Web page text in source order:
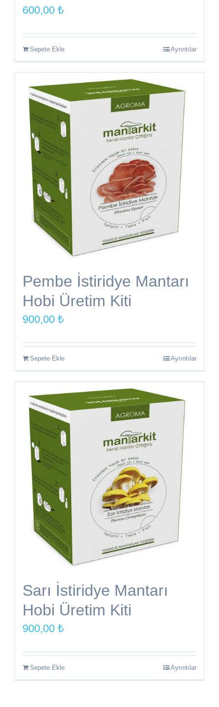
600,00 ₺
Sepete Ekle Ayrıntılar
Pembe İstiridye Mantarı
Hobi Üretim Kiti
900,00 ₺
Sepete Ekle Ayrıntılar
Sarı İstiridye Mantarı
Hobi Üretim Kiti
900,00 ₺
Sepete Ekle Ayrıntılar